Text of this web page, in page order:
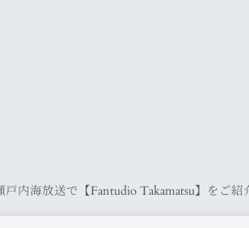
戸内海放送で【Fantudio Takamatsu】をご紹